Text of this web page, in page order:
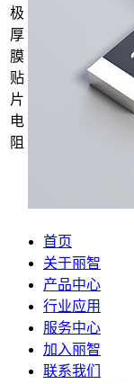
极
厚
膜
贴
片
电
阻
首页
关于丽智
产品中心
行业应用
服务中心
加入丽智
联系我们